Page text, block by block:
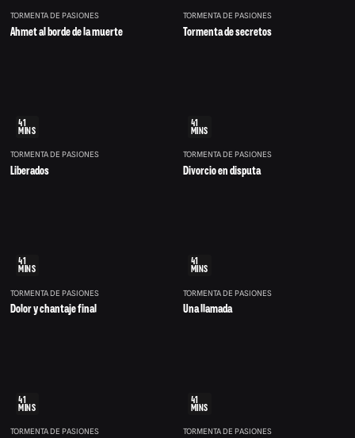
TORMENTA DE PASIONES
Ahmet al borde de la muerte
TORMENTA DE PASIONES
Tormenta de secretos
41
MINS
TORMENTA DE PASIONES
Liberados
41
MINS
TORMENTA DE PASIONES
Divorcio en disputa
41
MINS
TORMENTA DE PASIONES
Dolor y chantaje final
41
MINS
TORMENTA DE PASIONES
Una llamada
41
MINS
TORMENTA DE PASIONES
41
MINS
TORMENTA DE PASIONES